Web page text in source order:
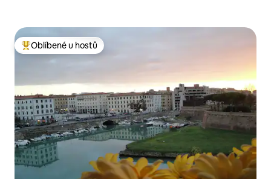
Nejlepší v kategorii Oblíbené u hostů
Oblíbené u hostů